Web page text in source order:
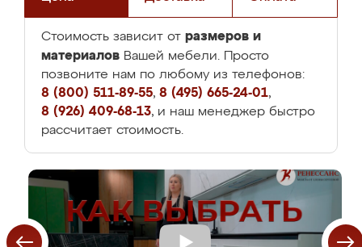
Стоимость зависит от размеров и
материалов Вашей мебели. Просто
позвоните нам по любому из телефонов:
8 (800) 511-89-55, 8 (495) 665-24-01,
8 (926) 409-68-13, и наш менеджер быстро
рассчитает стоимость.